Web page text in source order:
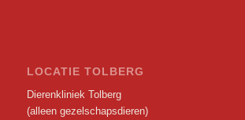
LOCATIE TOLBERG
Dierenkliniek Tolberg
(alleen gezelschapsdieren)